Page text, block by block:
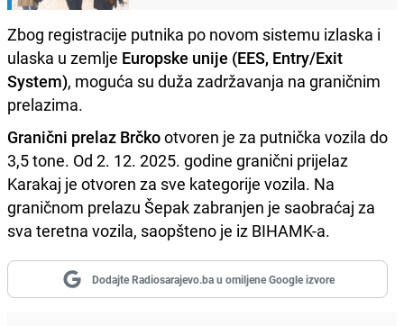
Zbog registracije putnika po novom sistemu izlaska i
ulaska u zemlje Europske unije (EES, Entry/Exit
System), moguća su duža zadržavanja na graničnim
prelazima.
Granični prelaz Brčkootvoren je za putnička vozila do
3,5 tone. Od 2. 12. 2025. godine granični prijelaz
Karakaj je otvoren za sve kategorije vozila. Na
graničnom prelazu Šepak zabranjen je saobraćaj za
sva teretna vozila, saopšteno je iz BIHAMK-a.
Dodajte Radiosarajevo.ba u omiljene Google izvore